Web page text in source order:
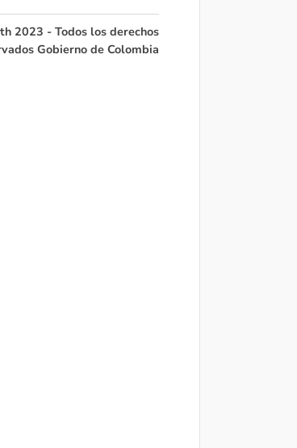
2023 - Todos los derechos
Gobierno de Colombia